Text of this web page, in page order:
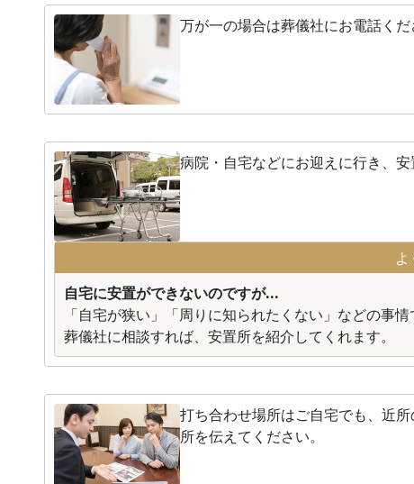
万が一の場合は葬儀社にお電話くだ
病院・自宅などにお迎えに行き、安
自宅に安置ができないのですが...
「自宅が狭い」「周りに知られたくない」などの事
葬儀社に相談すれば、安置所を紹介してくれます。
打ち合わせ場所はご自宅でも、近
所を伝えてください。